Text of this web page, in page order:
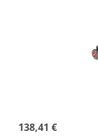
138,41 €